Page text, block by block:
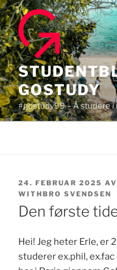
Gå
til
innhold
GOSTUDY
#gostudy99 – Å studere i
PUBLISERT
24. FEBRUAR 2025 AV
WITHBRO SVENDSEN
Den første
Hei! Jeg heter Erle, er
studerer ex.phil,